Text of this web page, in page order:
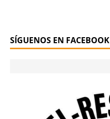
SÍGUENOS EN FACEBOOK